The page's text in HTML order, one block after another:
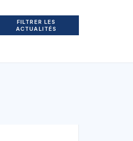
FILTRER LES
ACTUALITÉS